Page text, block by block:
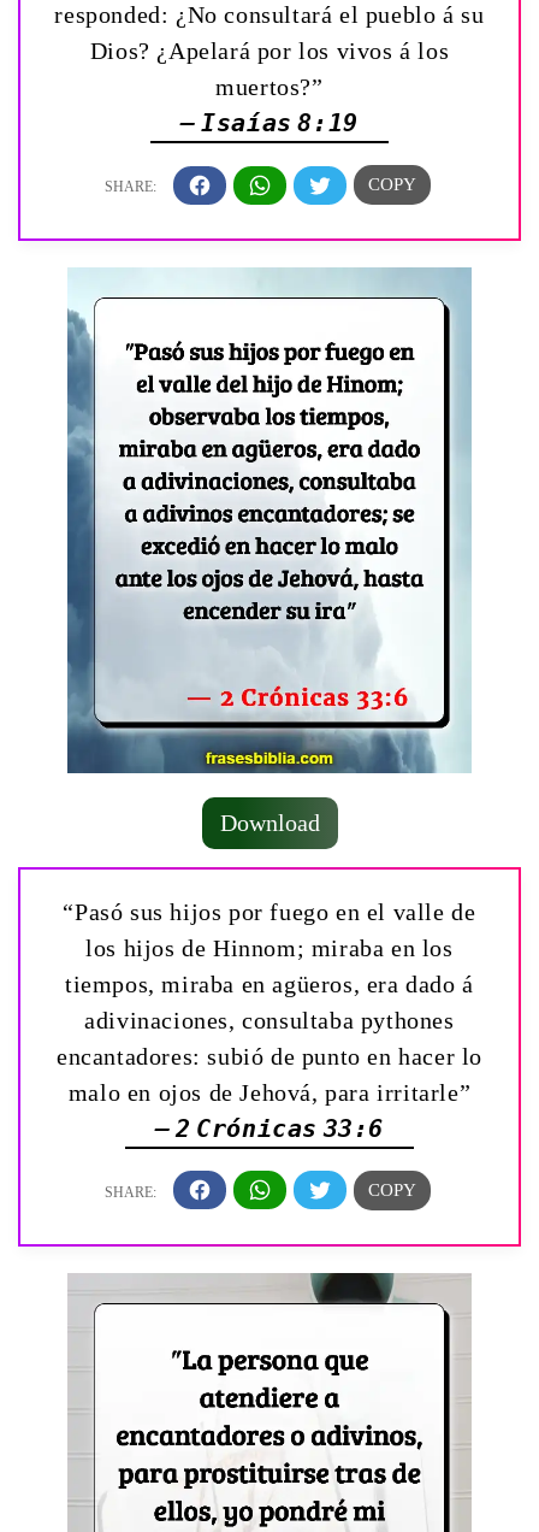
responded: ¿No consultará el pueblo á su
Dios? ¿Apelará por los vivos á los
muertos?”
— Isaías 8:19
Download
“Pasó sus hijos por fuego en el valle de
los hijos de Hinnom; miraba en los
tiempos, miraba en agüeros, era dado á
adivinaciones, consultaba pythones
encantadores: subió de punto en hacer lo
malo en ojos de Jehová, para irritarle”
— 2 Crónicas 33:6